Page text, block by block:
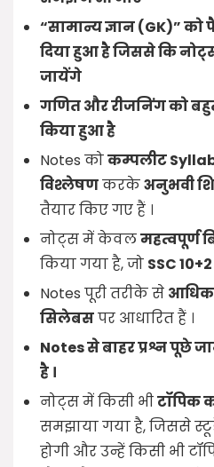
“सामान्य ज्ञान (GK)”
दिया हुआ है जिससे कि
जायेंगे
गणित और रीजनिंग को
किया हुआ है
Notes कोकम्पलीट
विश्लेषणकरकेअनुभवी
तैयार किए गए हैं ।
नोट्स में केवलमहत्वपूर्ण
किया गया है, जो SSC 10+2
Notes पूरी तरीके से
सिलेबसपर आधारित हैं ।
Notes से बाहर प्रश्न पूछे
है ।
नोट्स में किसी भीटॉपिक
समझाया गया है, जिससे
होगी और उन्हें किसी भी